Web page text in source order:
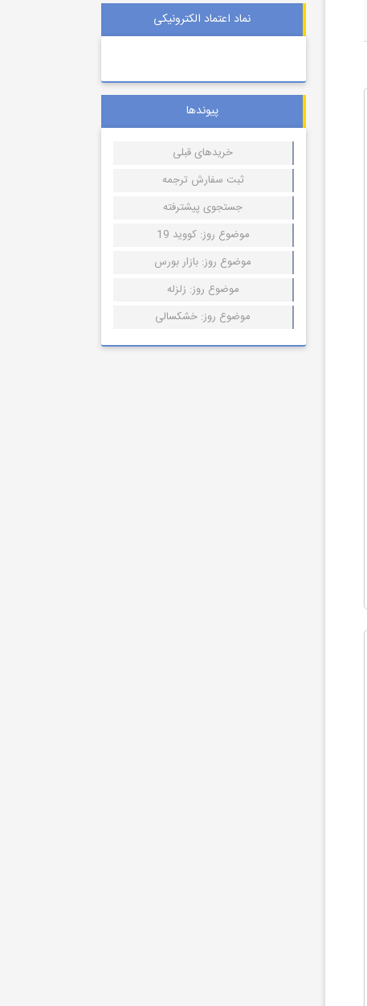
نماد اعتماد الکترونیکی
پیوندها
خریدهای قبلی
ثبت سفارش ترجمه
جستجوی پیشترفته
موضوع روز: کووید 19
موضوع روز: بازار بورس
موضوع روز: زلزله
موضوع روز: خشکسالی